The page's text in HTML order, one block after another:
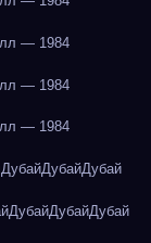
— 1984
— 1984
— 1984
ДубайДубайДубай
ДубайДубайДубай